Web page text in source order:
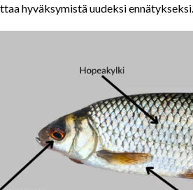
hyväksymistä uudeksi ennätykseksi.